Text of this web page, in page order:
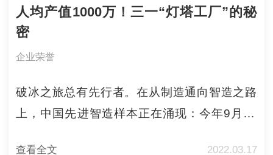
人均产值1000万！三一“灯塔工厂”的秘
密
企业荣誉
破冰之旅总有先行者。在从制造通向智造之路
上，中国先进智造样本正在涌现：今年9月27
查看全文 2022.03.17